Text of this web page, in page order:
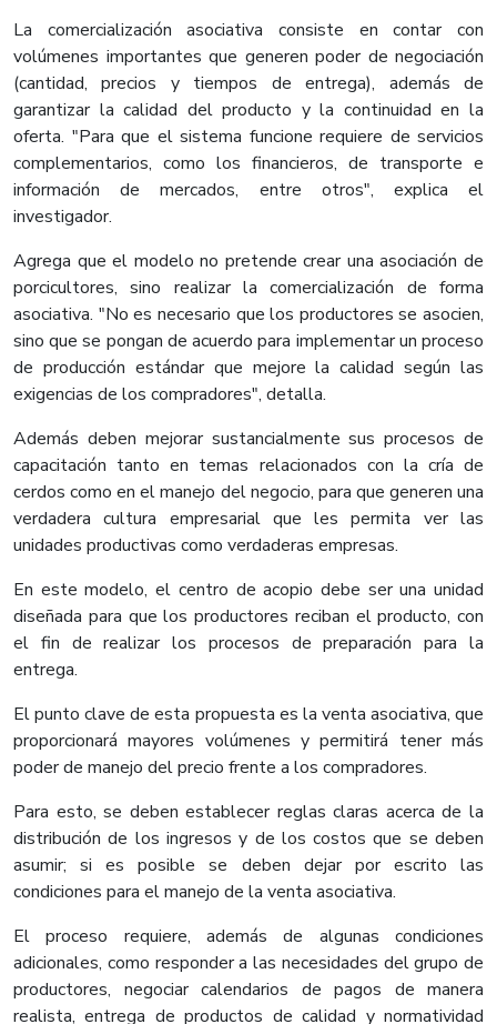
La comercialización asociativa consiste en contar con
volúmenes importantes que generen poder de negociación
(cantidad, precios y tiempos de entrega), además de
garantizar la calidad del producto y la continuidad en la
oferta. "Para que el sistema funcione requiere de servicios
complementarios, como los financieros, de transporte e
información de mercados, entre otros", explica el
investigador.
Agrega que el modelo no pretende crear una asociación de
porcicultores, sino realizar la comercialización de forma
asociativa. "No es necesario que los productores se asocien,
sino que se pongan de acuerdo para implementar un proceso
de producción estándar que mejore la calidad según las
exigencias de los compradores", detalla.
Además deben mejorar sustancialmente sus procesos de
capacitación tanto en temas relacionados con la cría de
cerdos como en el manejo del negocio, para que generen una
verdadera cultura empresarial que les permita ver las
unidades productivas como verdaderas empresas.
En este modelo, el centro de acopio debe ser una unidad
diseñada para que los productores reciban el producto, con
el fin de realizar los procesos de preparación para la
entrega.
El punto clave de esta propuesta es la venta asociativa, que
proporcionará mayores volúmenes y permitirá tener más
poder de manejo del precio frente a los compradores.
Para esto, se deben establecer reglas claras acerca de la
distribución de los ingresos y de los costos que se deben
asumir; si es posible se deben dejar por escrito las
condiciones para el manejo de la venta asociativa.
El proceso requiere, además de algunas condiciones
adicionales, como responder a las necesidades del grupo de
productores, negociar calendarios de pagos de manera
realista, entrega de productos de calidad y normatividad